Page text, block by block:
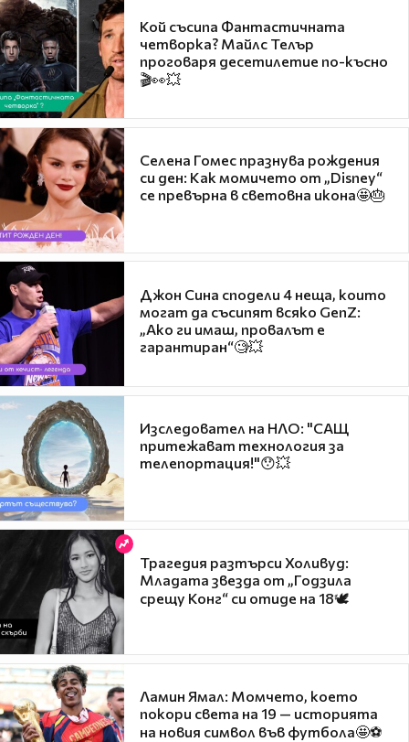
Кой съсипа Фантастичната
четворка? Майлс Телър
проговаря десетилетие по-късно
🎬👀💥
Селена Гомес празнува рождения
си ден: Как момичето от „Disney“
се превърна в световна икона🤩🎂
Джон Сина сподели 4 неща, които
могат да съсипят всяко GenZ:
„Ако ги имаш, провалът е
гарантиран“🧐💥
Изследовател на НЛО: "САЩ
притежават технология за
телепортация!"😯💥
Трагедия разтърси Холивуд:
Младата звезда от „Годзила
срещу Конг“ си отиде на 18🕊️
Ламин Ямал: Момчето, което
покори света на 19 — историята
на новия символ във футбола🤩⚽